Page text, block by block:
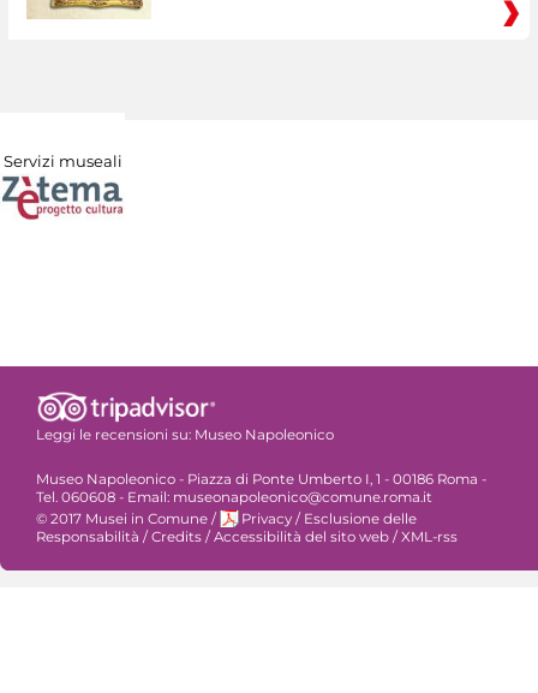
Servizi museali
Leggi le recensioni su: Museo Napoleonico
Museo Napoleonico - Piazza di Ponte Umberto I, 1 - 00186 Roma -
Tel. 060608 - Email: museonapoleonico@comune.roma.it
© 2017 Musei in Comune / Privacy / Esclusione delle
Responsabilità /Credits /Accessibilità del sito web /XML-rss